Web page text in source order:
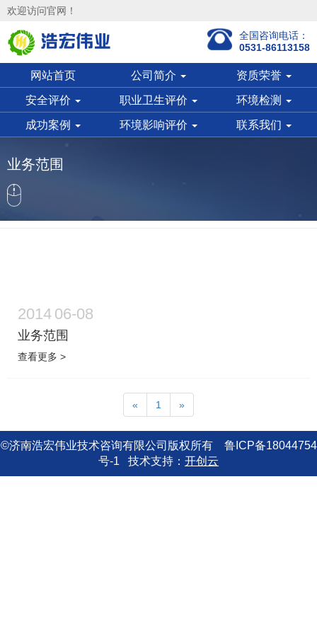
欢迎访问官网！
全国咨询电话：
0531-86113158
网站首页 公司简介 资质荣誉
安全评价 职业卫生评价 环境检测
成功案例 环境影响评价 联系我们
业务范围
2014 06-08
业务范围
查看更多 >
« 1 »
©济南浩宏伟业技术咨询有限公司版权所有 鲁ICP备18044754
号-1 技术支持： 开创云